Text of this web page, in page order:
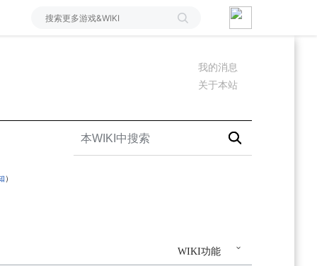
我的消息
关于本站
）
WIKI功能